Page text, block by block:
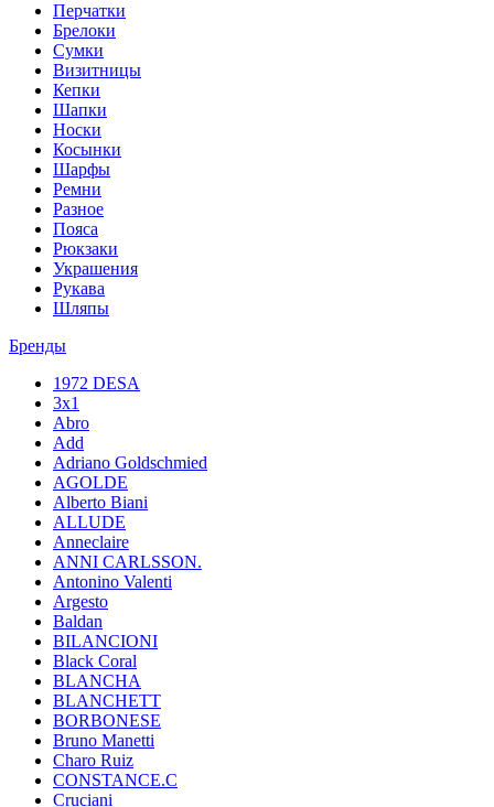
Перчатки
Брелоки
Сумки
Визитницы
Кепки
Шапки
Носки
Косынки
Шарфы
Ремни
Разное
Пояса
Рюкзаки
Украшения
Рукава
Шляпы
Бренды
1972 DESA
3x1
Abro
Add
Adriano Goldschmied
AGOLDE
Alberto Biani
ALLUDE
Anneclaire
ANNI CARLSSON.
Antonino Valenti
Argesto
Baldan
BILANCIONI
Black Coral
BLANCHA
BLANCHETT
BORBONESE
Bruno Manetti
Charo Ruiz
CONSTANCE.C
Cruciani